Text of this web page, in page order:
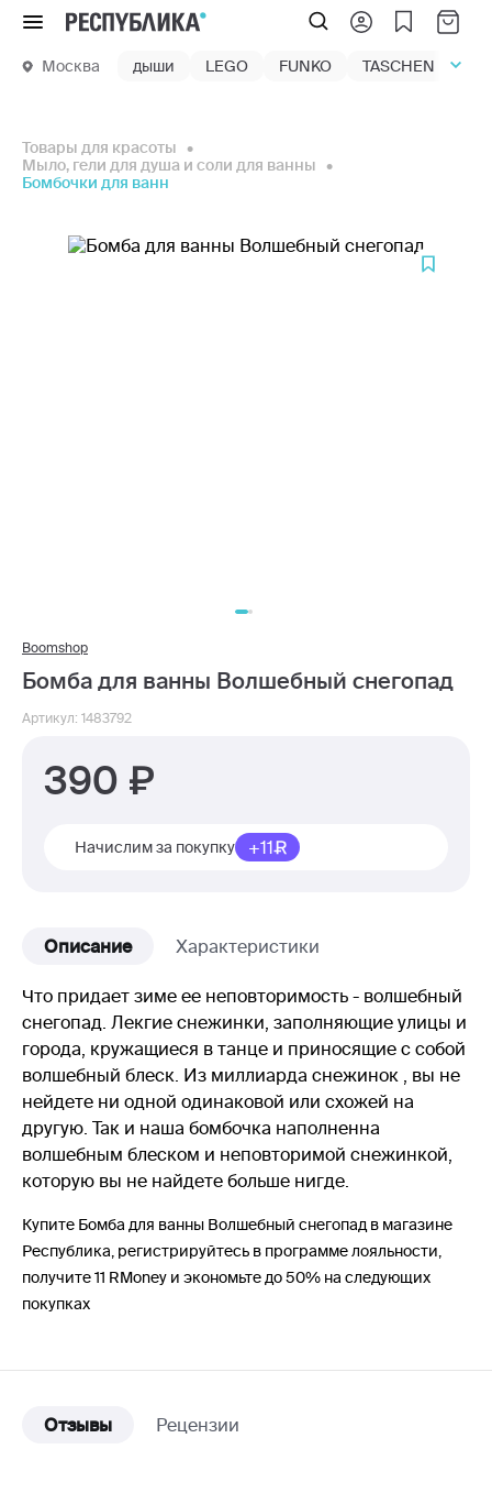
Меню
Москва дыши LEGO FUNKO TASCHEN
Товары для красоты
Мыло, гели для душа и соли для ванны
Бомбочки для ванн
Boomshop
Бомба для ванны Волшебный снегопад
Артикул: 1483792
390
Начислим за покупку +11
Описание Характеристики
Что придает зиме ее неповторимость - волшебный
снегопад. Лекгие снежинки, заполняющие улицы и
города, кружащиеся в танце и приносящие с собой
волшебный блеск. Из миллиарда снежинок , вы не
нейдете ни одной одинаковой или схожей на
другую. Так и наша бомбочка наполненна
волшебным блеском и неповторимой снежинкой,
которую вы не найдете больше нигде.
Купите Бомба для ванны Волшебный снегопад в магазине
Республика, регистрируйтесь в программе лояльности,
получите 11 RMoney и экономьте до 50% на следующих
покупках
Отзывы Рецензии